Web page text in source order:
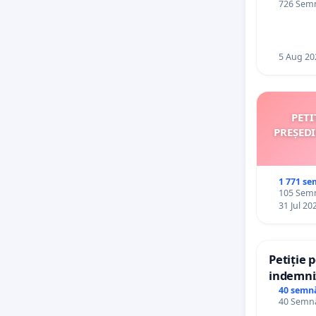
NU
tine,
726
5 Aug
1 771
105
31 Jul
Petiție
de
de
40
40